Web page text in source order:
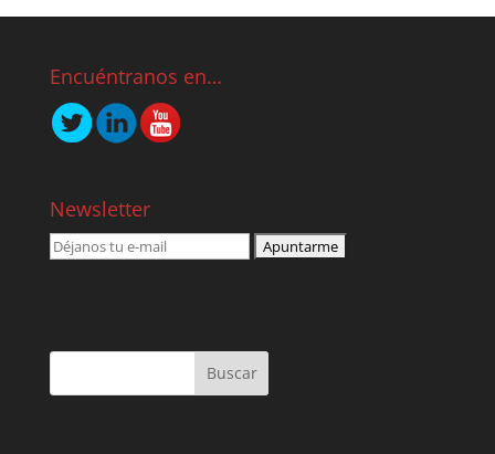
Encuéntranos en…
Newsletter